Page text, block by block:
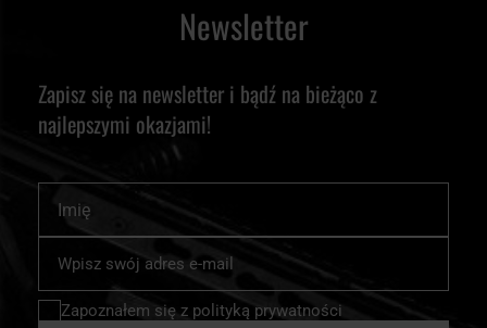
Newsletter
Zapisz się na newsletter i bądź na bieżąco z
najlepszymi okazjami!
nasz
newsletter:
Zapoznałem się z polityką prywatności